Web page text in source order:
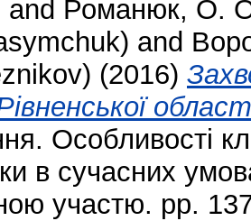
and Романюк, О.
and
(2016)
Особливості
в сучасних
участю. pp.